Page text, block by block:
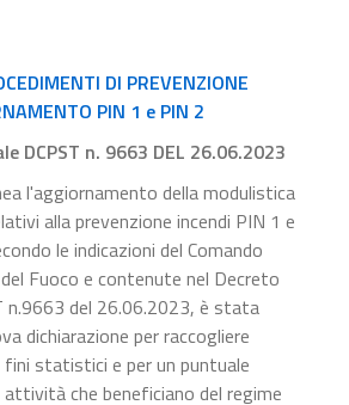
DI PREVENZIONE
PIN 1 e PIN 2
DCPST n. 9663 DEL 26.06.2023
l'aggiornamento della modulistica
alla prevenzione incendi PIN 1 e
le indicazioni del Comando
Fuoco e contenute nel Decreto
n.9663 del 26.06.2023, è stata
dichiarazione per raccogliere
statistici e per un puntuale
che beneficiano del regime